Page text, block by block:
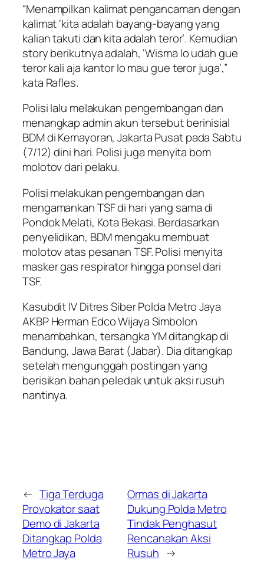
“Menampilkan kalimat pengancaman dengan
kalimat ‘kita adalah bayang-bayang yang
kalian takuti dan kita adalah teror’. Kemudian
story berikutnya adalah, ‘Wisma lo udah gue
teror kali aja kantor lo mau gue teror juga’,”
kata Rafles.
Polisi lalu melakukan pengembangan dan
menangkap admin akun tersebut berinisial
BDM di Kemayoran, Jakarta Pusat pada Sabtu
(7/12) dini hari. Polisi juga menyita bom
molotov dari pelaku.
Polisi melakukan pengembangan dan
mengamankan TSF di hari yang sama di
Pondok Melati, Kota Bekasi. Berdasarkan
penyelidikan, BDM mengaku membuat
molotov atas pesanan TSF. Polisi menyita
masker gas respirator hingga ponsel dari
TSF.
Kasubdit IV Ditres Siber Polda Metro Jaya
AKBP Herman Edco Wijaya Simbolon
menambahkan, tersangka YM ditangkap di
Bandung, Jawa Barat (Jabar). Dia ditangkap
setelah mengunggah postingan yang
berisikan bahan peledak untuk aksi rusuh
nantinya.
← Tiga Terduga
Provokator saat
Demo di Jakarta
Ditangkap Polda
Metro Jaya
Ormas di Jakarta
Dukung Polda Metro
Tindak Penghasut
Rencanakan Aksi
Rusuh →